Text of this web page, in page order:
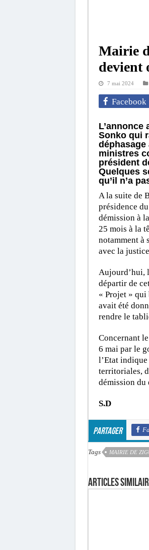
Mairie
devient
7 mai 2024
Facebook
L’annonce
Sonko qui
déphasage
ministres
président
Quelques
qu’il n’a
A la suite de
présidence
démission à
25 mois à la
notamment à
avec la
Aujourd’hui,
départir de
« Projet » qui
avait été
rendre le
Concernant
6 mai par le
l’Etat
territoriales,
démission
S.D
Partager
Tags MAIRIE DE
Articles